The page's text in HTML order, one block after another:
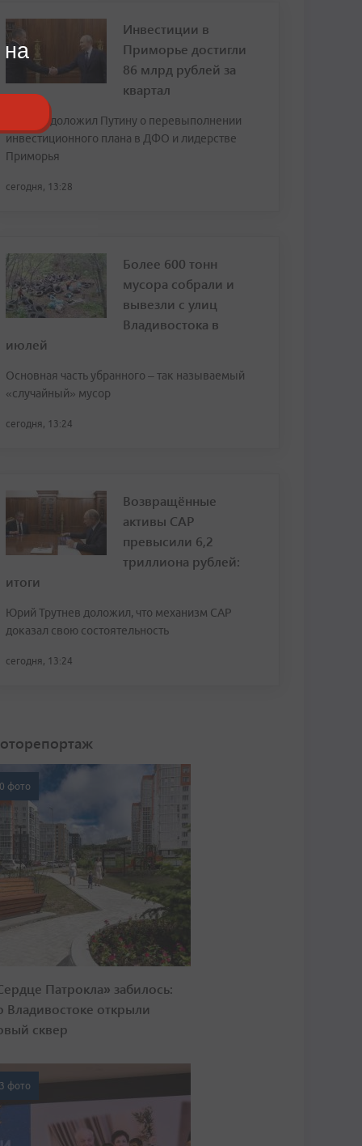
Инвестиции в
Приморье достигли
86 млрд рублей за
квартал
Трутнев доложил Путину о перевыполнении
инвестиционного плана в ДФО и лидерстве
Приморья
сегодня, 13:28
Более 600 тонн
мусора собрали и
вывезли с улиц
Владивостока в
июлей
Основная часть убранного – так называемый
«случайный» мусор
сегодня, 13:24
Возвращённые
активы САР
превысили 6,2
триллиона рублей:
итоги
Юрий Трутнев доложил, что механизм САР
доказал свою состоятельность
сегодня, 13:24
фото
Патрокла» забилось:
Владивостоке открыли
сквер
фото